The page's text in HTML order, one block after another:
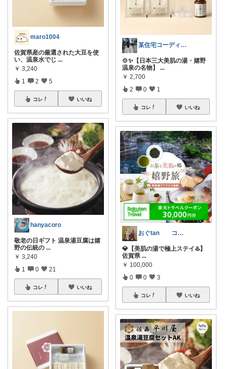
maro1004
佐賀県産の厳選された大豆を使
い、温泉水でじ ...
￥ 3,240
1 2 5
コレ いいね
hanyacoro
敬老の日ギフト 温泉湯豆腐は嬉
野の伝統の ...
￥ 3,240
1 0 21
コレ いいね
某住宅コーディネーター🏠の一押し品
🍲✨【日本三大美肌の湯・嬉野
温泉の名物】 ...
￥ 2,700
2 0 1
コレ いいね
おぐtan コレクション見やすいよ！
💎【美肌の湯で極上ステイ♨️】
佐賀県 ...
￥ 100,000
0 0 3
コレ いいね